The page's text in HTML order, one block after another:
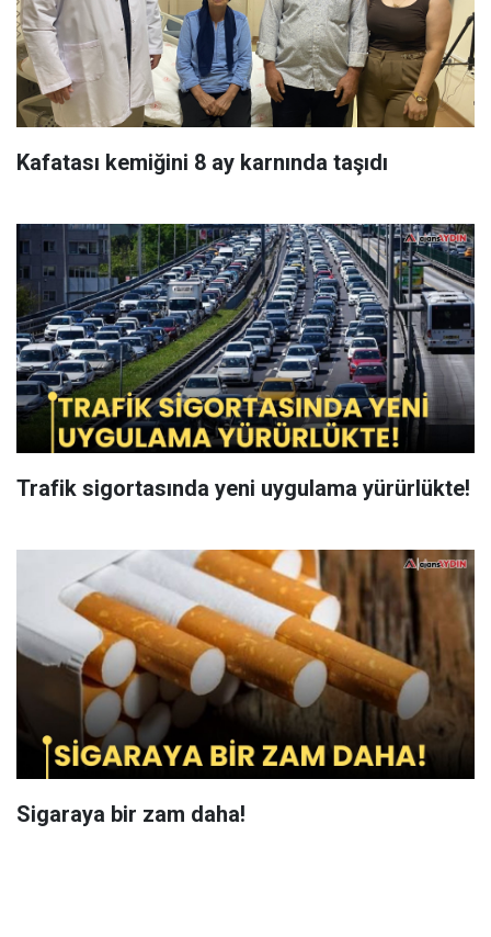
Kafatası kemiğini 8 ay karnında taşıdı
Trafik sigortasında yeni uygulama yürürlükte!
Sigaraya bir zam daha!